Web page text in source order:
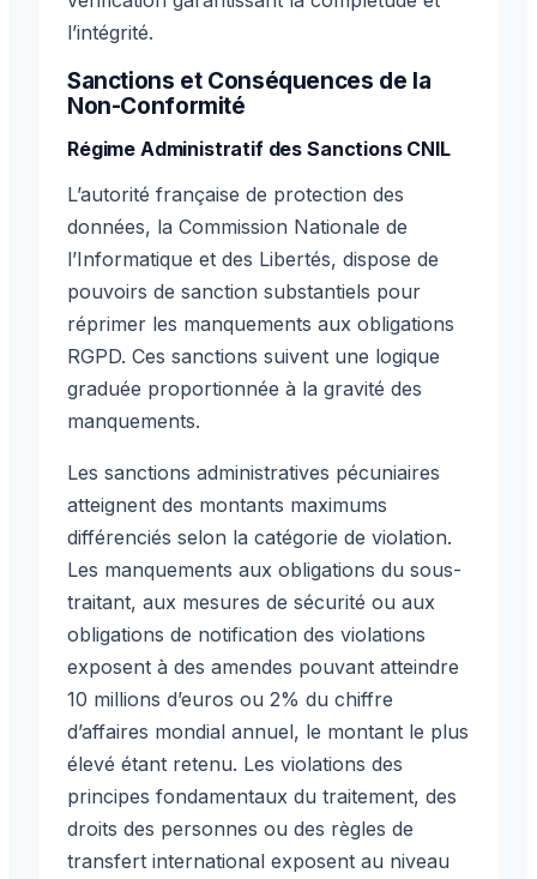
l’intégrité.
Sanctions et Conséquences de la
Non-Conformité
Régime Administratif des Sanctions CNIL
L’autorité française de protection des
données, la Commission Nationale de
l’Informatique et des Libertés, dispose de
pouvoirs de sanction substantiels pour
réprimer les manquements aux obligations
RGPD. Ces sanctions suivent une logique
graduée proportionnée à la gravité des
manquements.
Les sanctions administratives pécuniaires
atteignent des montants maximums
différenciés selon la catégorie de violation.
Les manquements aux obligations du sous-
traitant, aux mesures de sécurité ou aux
obligations de notification des violations
exposent à des amendes pouvant atteindre
10 millions d’euros ou 2% du chiffre
d’affaires mondial annuel, le montant le plus
élevé étant retenu. Les violations des
principes fondamentaux du traitement, des
droits des personnes ou des règles de
transfert international exposent au niveau